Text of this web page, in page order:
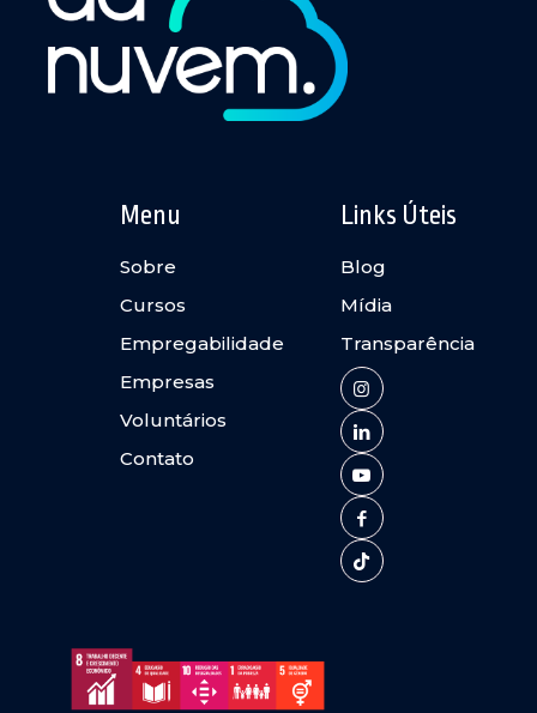
Menu
Sobre
Cursos
Empregabilidade
Empresas
Voluntários
Contato
Links Úteis
Blog
Mídia
Transparência